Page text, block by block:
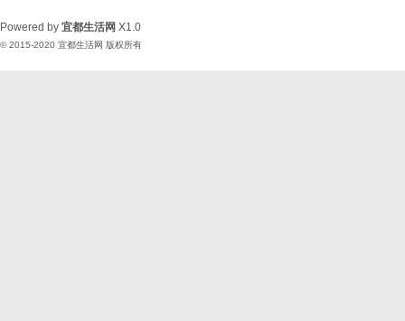
Powered by 宜都生活网 X1.0
© 2015-2020 宜都生活网 版权所有